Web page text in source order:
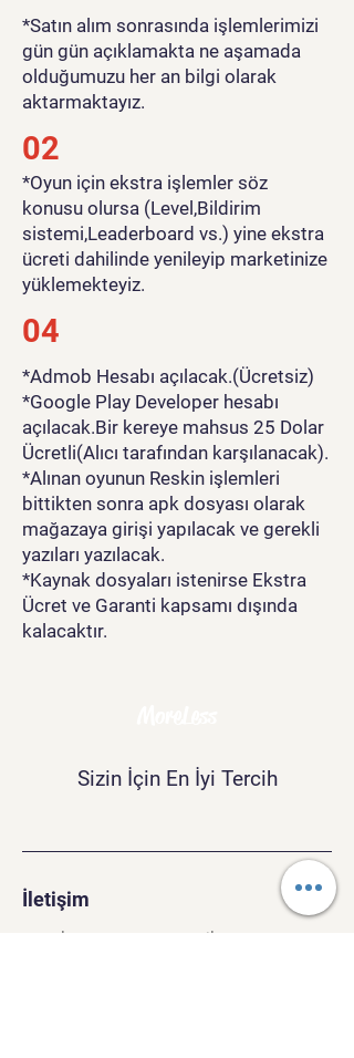
*Satın alım sonrasında işlemlerimizi
gün gün açıklamakta ne aşamada
olduğumuzu her an bilgi olarak
aktarmaktayız.
02
*Oyun için ekstra işlemler söz
konusu olursa (Level,Bildirim
sistemi,Leaderboard vs.) yine ekstra
ücreti dahilinde yenileyip marketinize
yüklemekteyiz.
04
*Admob Hesabı açılacak.(Ücretsiz)
*Google Play Developer hesabı
açılacak.Bir kereye mahsus 25 Dolar
Ücretli(Alıcı tarafından karşılanacak).
*Alınan oyunun Reskin işlemleri
bittikten sonra apk dosyası olarak
mağazaya girişi yapılacak ve gerekli
yazıları yazılacak.
*Kaynak dosyaları istenirse Ekstra
Ücret ve Garanti kapsamı dışında
kalacaktır.
Sizin İçin En İyi Tercih
İletişim
morelesscompany@gmail.com